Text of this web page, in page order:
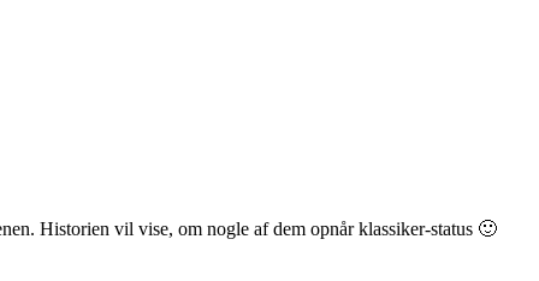
Historien vil vise, om nogle af dem opnår klassiker-status 🙂